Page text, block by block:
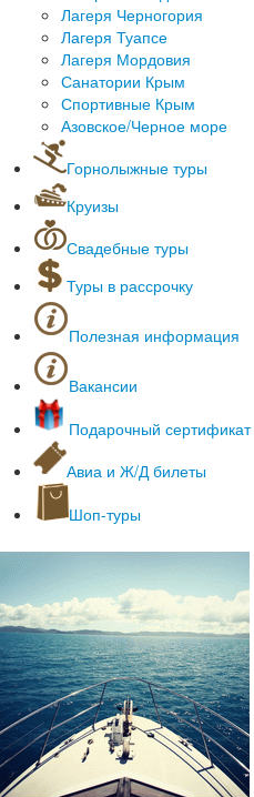
Лагеря Черногория
Лагеря Туапсе
Лагеря Мордовия
Санатории Крым
Спортивные Крым
Азовское/Черное море
Горнолыжные туры
Горнолыжные курорты за
Горнолыжные туры в
Горнолыжные туры
Круизы
Морские круизы
Речные круизы
Свадебные туры
Туры в рассрочку
Полезная информация
Оформление
Полезные сервисы
Культурные места
Он-лайн табло аэропортов
Наши партнеры
Вакансии
Подарочный сертификат
Авиа и Ж/Д билеты
Шоп-туры